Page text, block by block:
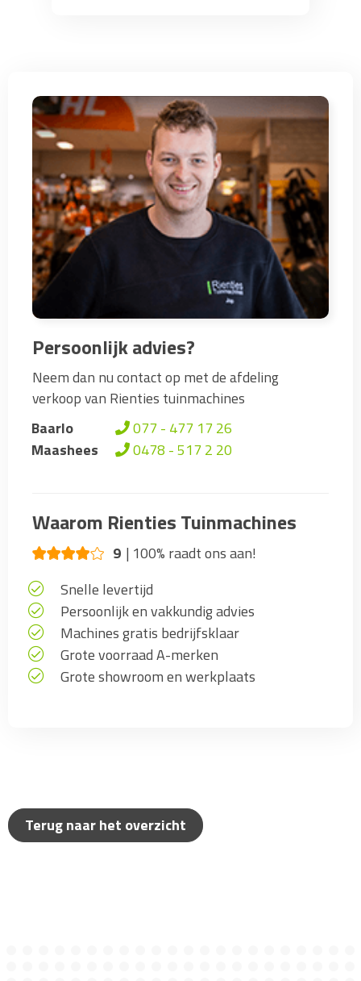
Persoonlijk advies?
Neem dan nu contact op met de afdeling
verkoop van Rienties tuinmachines
Baarlo
077 - 477 17 26
Maashees
0478 - 517 2 20
Waarom Rienties Tuinmachines
9 100% raadt ons aan!
Snelle levertijd
Persoonlijk en vakkundig advies
Machines gratis bedrijfsklaar
Grote voorraad A-merken
Grote showroom en werkplaats
Terug naar het overzicht